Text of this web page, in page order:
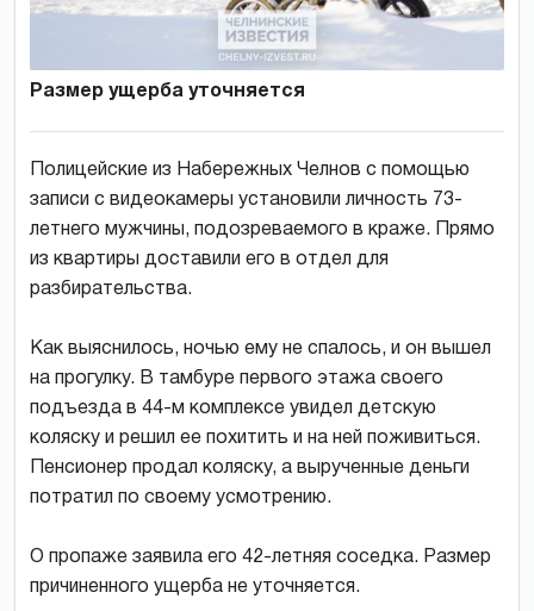
Размер ущерба уточняется
Полицейские из Набережных Челнов с помощью
записи с видеокамеры установили личность 73-
летнего мужчины, подозреваемого в краже. Прямо
из квартиры доставили его в отдел для
разбирательства.
Как выяснилось, ночью ему не спалось, и он вышел
на прогулку. В тамбуре первого этажа своего
подъезда в 44-м комплексе увидел детскую
коляску и решил ее похитить и на ней поживиться.
Пенсионер продал коляску, а вырученные деньги
потратил по своему усмотрению.
О пропаже заявила его 42-летняя соседка. Размер
причиненного ущерба не уточняется.